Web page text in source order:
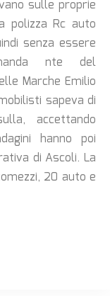
sulle proprie
polizza Rc auto
senza essere
nte del
Marche Emilio
sapeva di
accettando
hanno poi
di Ascoli. La
20 auto e